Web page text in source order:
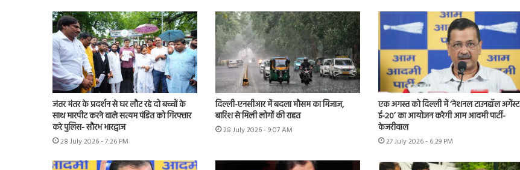
जंतर मंतर के प्रदर्शन से घर लौट रहे दो बच्चों के
साथ मारपीट करने वाले सत्यम पंडित को गिरफ्तार
करे पुलिस- सौरभ भारद्वाज
28 July 2026 - 7:26 PM
दिल्ली-एनसीआर में बदला मौसम का मिजाज,
बारिश से मिली लोगों की राहत
28 July 2026 - 9:07 AM
एक अगस्त को दिल्ली में ‘नेशनल टाउनहॉल अगेंस्ट
ई-20’ का आयोजन करेगी आम आदमी पार्टी-
केजरीवाल
27 July 2026 - 6:29 PM